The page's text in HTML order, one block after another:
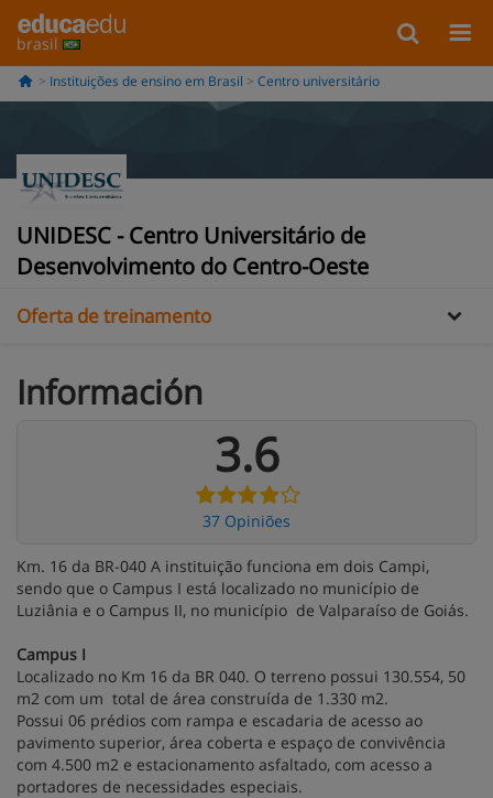
brasil
Instituições de ensino em Brasil Centro universitário
UNIDESC - Centro Universitário de
Desenvolvimento do Centro-Oeste
Informação
Opiniões
Oferta de treinamento
Información
3.6
37 Opiniões
Km. 16 da BR-040 A instituição funciona em dois Campi,
sendo que o Campus I está localizado no município de
Luziânia e o Campus II, no município de Valparaíso de Goiás.
Campus I
Localizado no Km 16 da BR 040. O terreno possui 130.554, 50
m2 com um total de área construída de 1.330 m2.
Possui 06 prédios com rampa e escadaria de acesso ao
pavimento superior, área coberta e espaço de convivência
com 4.500 m2 e estacionamento asfaltado, com acesso a
portadores de necessidades especiais.